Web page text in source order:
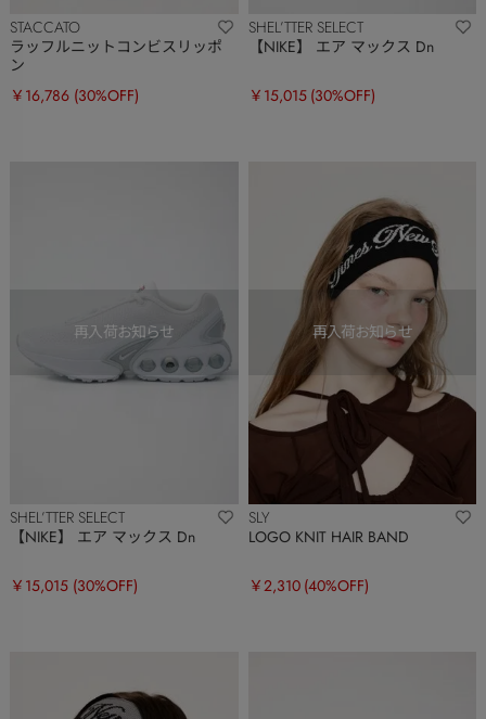
STACCATO
ラッフルニットコンビスリッポ
ン
￥16,786 (30%OFF)
SHEL’TTER SELECT
【NIKE】 エア マックス Dn
￥15,015 (30%OFF)
SHEL’TTER SELECT
【NIKE】 エア マックス Dn
￥15,015 (30%OFF)
SLY
LOGO KNIT HAIR BAND
￥2,310 (40%OFF)